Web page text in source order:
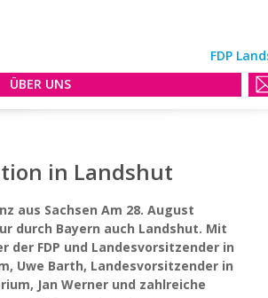
FDP
ÜBER UNS
in Landshut
aus Sachsen Am 28. August
durch Bayern auch Landshut. Mit
FDP und Landesvorsitzender in
Uwe Barth, Landesvorsitzender in
Jan Werner und zahlreiche